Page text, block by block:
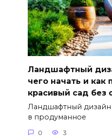
Ландшафтный
чего начать и как
красивый сад без
Ландшафтный дизайн
в продуманное
0 3